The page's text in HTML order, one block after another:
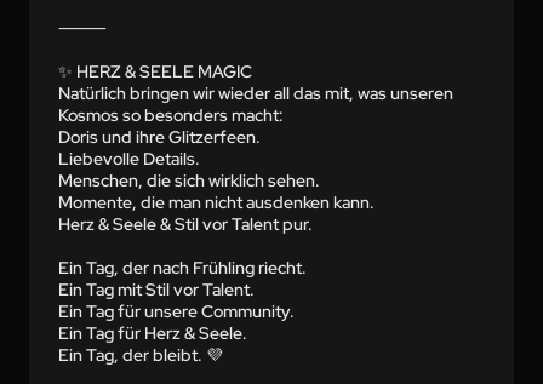
⸻
✨ HERZ & SEELE MAGIC
Natürlich bringen wir wieder all das mit, was unseren
Kosmos so besonders macht:
Doris und ihre Glitzerfeen.
Liebevolle Details.
Menschen, die sich wirklich sehen.
Momente, die man nicht ausdenken kann.
Herz & Seele & Stil vor Talent pur.
Ein Tag, der nach Frühling riecht.
Ein Tag mit Stil vor Talent.
Ein Tag für unsere Community.
Ein Tag für Herz & Seele.
Ein Tag, der bleibt. 💜